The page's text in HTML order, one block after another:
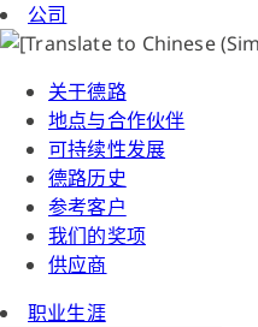
公司
关于德路
地点与合作伙伴
可持续性发展
德路历史
参考客户
我们的奖项
供应商
职业生涯